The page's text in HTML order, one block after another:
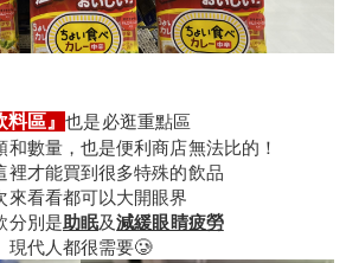
料區』也是必逛重點區
和數量，也是便利商店無法比的！
裡才能買到很多特殊的飲品
來看看都可以大開眼界
分別是助眠及減緩眼睛疲勞
現代人都很需要🥲